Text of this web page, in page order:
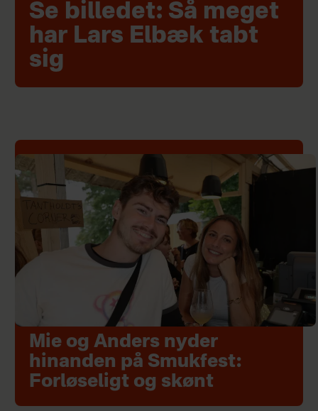
Se billedet: Så meget
har Lars Elbæk tabt
sig
Mie og Anders nyder
hinanden på Smukfest:
Forløseligt og skønt